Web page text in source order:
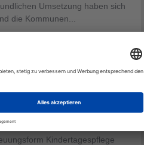
Umsetzung haben sich
die Kommunen...
Aktionswoche, die vom 04. bis
Emsland durch
Kindertagespflege